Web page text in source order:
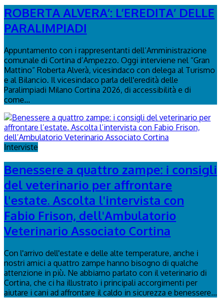
ROBERTA ALVERA’: L’EREDITA’ DELLE
PARALIMPIADI
Appuntamento con i rappresentanti dell’Amministrazione
comunale di Cortina d’Ampezzo. Oggi interviene nel “Gran
Mattino” Roberta Alverà, vicesindaco con delega al Turismo
e al Bilancio. Il vicesindaco parla dell'eredità delle
Paralimpiadi Milano Cortina 2026, di accessibilità e di
come...
Interviste
Benessere a quattro zampe: i consigli
del veterinario per affrontare
l'estate. Ascolta l'intervista con
Fabio Frison, dell'Ambulatorio
Veterinario Associato Cortina
Con l'arrivo dell'estate e delle alte temperature, anche i
nostri amici a quattro zampe hanno bisogno di qualche
attenzione in più. Ne abbiamo parlato con il veterinario di
Cortina, che ci ha illustrato i principali accorgimenti per
aiutare i cani ad affrontare il caldo in sicurezza e benessere...